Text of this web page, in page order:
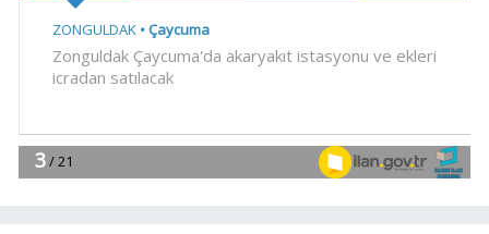
18:41 TOFAŞ potada yeni sezonu